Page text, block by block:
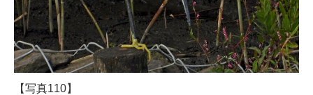
【写真110】